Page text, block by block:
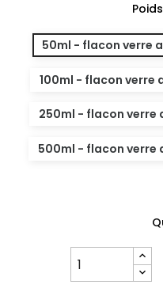
50ml - flacon verre
100ml - flacon verre
250ml - flacon verre
500ml - flacon verre